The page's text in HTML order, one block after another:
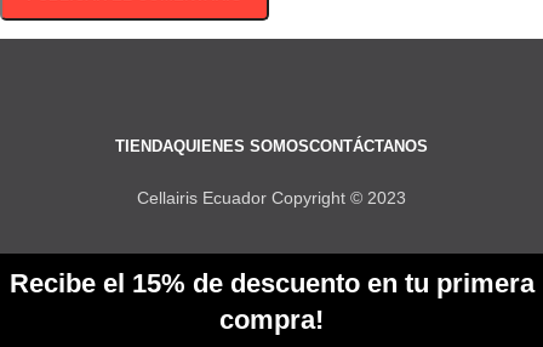
TIENDAQUIENES SOMOSCONTÁCTANOS
Cellairis Ecuador Copyright © 2023
Recibe el 15% de descuento en tu primera
compra!